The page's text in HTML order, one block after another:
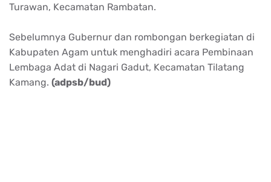
Turawan, Kecamatan Rambatan.
Sebelumnya Gubernur dan rombongan berkegiatan di
Kabupaten Agam untuk menghadiri acara Pembinaan
Lembaga Adat di Nagari Gadut, Kecamatan Tilatang
Kamang. (adpsb/bud)